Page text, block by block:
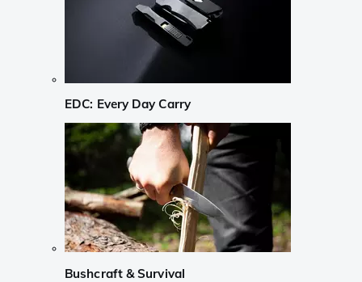
EDC: Every Day Carry
Bushcraft & Survival